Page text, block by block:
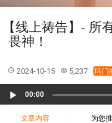
19 诗篇
20 箴言 21 传
25 耶利米哀歌
27 但以
29 约珥书
37 哈该书
38 撒迦利亚
40 马太福音
41 马可福
【线上祷告】- 所
畏神！
2024-10-15 5,237 玛门
Player
00:00
文章内容 为您